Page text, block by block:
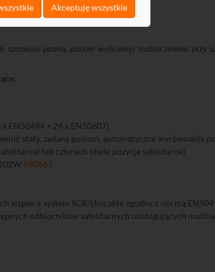
Akceptuję wszystkie
pasma, poziom wyjściowy) można zmienić przy
EN50494 + 24 x EN50607)
stały, zadany poziom, automatyczne wyrównanie
lub czterech (dwie pozycje satelitarne)
R80561
system SCR/Unicable zgodny z normą
odbiorników satelitarnych obsługujących